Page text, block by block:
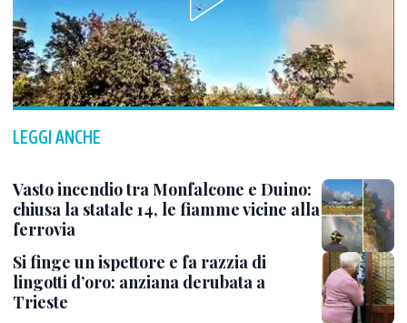
LEGGI ANCHE
Vasto incendio tra Monfalcone e Duino:
chiusa la statale 14, le fiamme vicine alla
ferrovia
Si finge un ispettore e fa razzia di
lingotti d’oro: anziana derubata a
Trieste